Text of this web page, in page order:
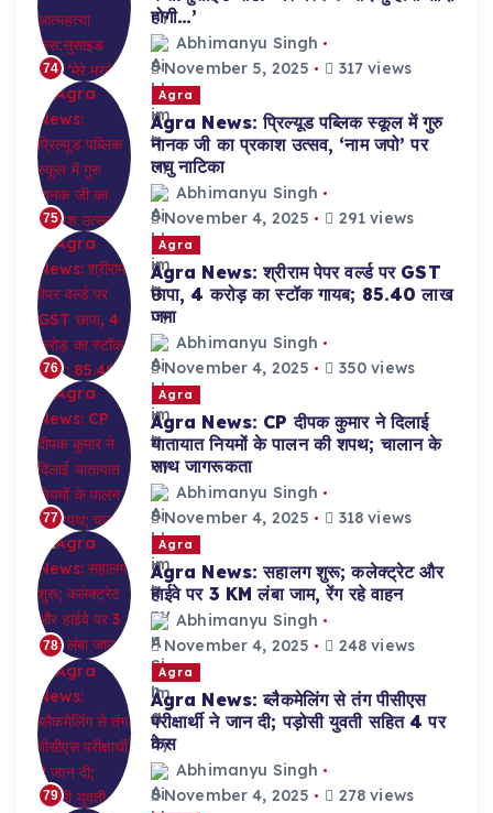
74
होगी…’
Abhimanyu Singh
November 5, 2025
317 views
75
Agra
Agra News: प्रिल्यूड पब्लिक स्कूल में गुरु
नानक जी का प्रकाश उत्सव, ‘नाम जपो’ पर
लघु नाटिका
Abhimanyu Singh
November 4, 2025
291 views
76
Agra
Agra News: श्रीराम पेपर वर्ल्ड पर GST
छापा, 4 करोड़ का स्टॉक गायब; 85.40 लाख
जमा
Abhimanyu Singh
November 4, 2025
350 views
77
Agra
Agra News: CP दीपक कुमार ने दिलाई
यातायात नियमों के पालन की शपथ; चालान के
साथ जागरूकता
Abhimanyu Singh
November 4, 2025
318 views
78
Agra
Agra News: सहालग शुरू; कलेक्ट्रेट और
हाईवे पर 3 KM लंबा जाम, रेंग रहे वाहन
Abhimanyu Singh
November 4, 2025
248 views
79
Agra
Agra News: ब्लैकमेलिंग से तंग पीसीएस
परीक्षार्थी ने जान दी; पड़ोसी युवती सहित 4 पर
केस
Abhimanyu Singh
November 4, 2025
278 views